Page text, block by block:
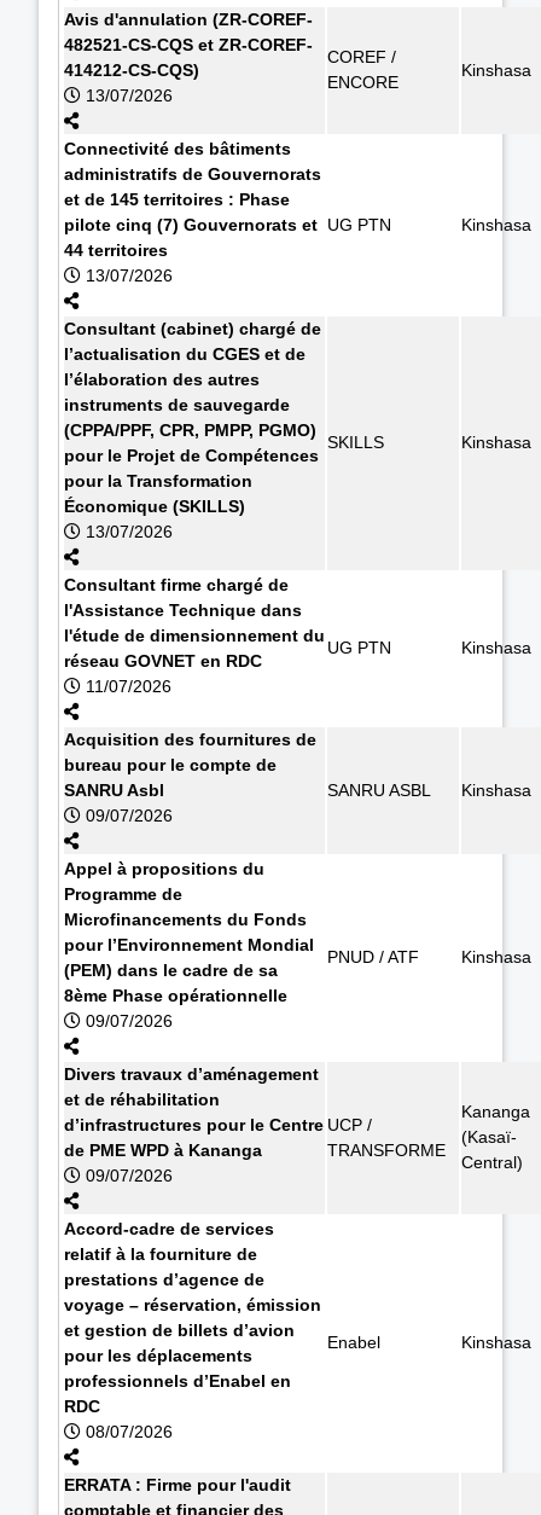
Avis d'annulation (ZR-COREF-
482521-CS-CQS et ZR-COREF-
414212-CS-CQS)
13/07/2026
COREF /
ENCORE
Kinshasa
Connectivité des bâtiments
administratifs de Gouvernorats
et de 145 territoires : Phase
pilote cinq (7) Gouvernorats et
44 territoires
13/07/2026
UG PTN Kinshasa
Consultant (cabinet) chargé de
l’actualisation du CGES et de
l’élaboration des autres
instruments de sauvegarde
(CPPA/PPF, CPR, PMPP, PGMO)
pour le Projet de Compétences
pour la Transformation
Économique (SKILLS)
13/07/2026
SKILLS Kinshasa
Consultant firme chargé de
l'Assistance Technique dans
l'étude de dimensionnement du
réseau GOVNET en RDC
11/07/2026
UG PTN Kinshasa
Acquisition des fournitures de
bureau pour le compte de
SANRU Asbl
09/07/2026
SANRU ASBL Kinshasa
Appel à propositions du
Programme de
Microfinancements du Fonds
pour l’Environnement Mondial
(PEM) dans le cadre de sa
8ème Phase opérationnelle
09/07/2026
PNUD / ATF Kinshasa
Divers travaux d’aménagement
et de réhabilitation
d’infrastructures pour le Centre
de PME WPD à Kananga
09/07/2026
UCP /
TRANSFORME
Kananga
(Kasaï-
Central)
Accord-cadre de services
relatif à la fourniture de
prestations d’agence de
voyage – réservation, émission
et gestion de billets d’avion
pour les déplacements
professionnels d’Enabel en
RDC
08/07/2026
Enabel Kinshasa
ERRATA : Firme pour l'audit
comptable et financier des